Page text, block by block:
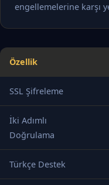
engellemelerine karşı
Özellik
SSL Şifreleme
İki Adımlı
Doğrulama
Türkçe Destek